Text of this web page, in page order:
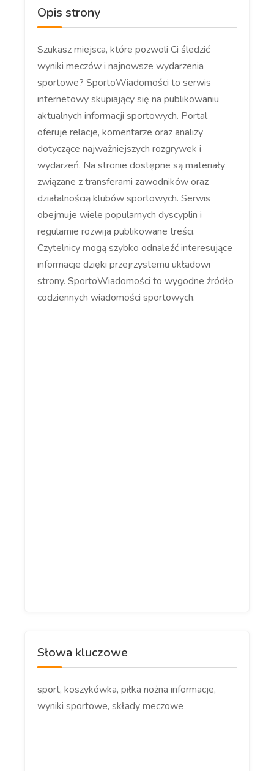
Opis strony
Szukasz miejsca, które pozwoli Ci śledzić
wyniki meczów i najnowsze wydarzenia
sportowe? SportoWiadomości to serwis
internetowy skupiający się na publikowaniu
aktualnych informacji sportowych. Portal
oferuje relacje, komentarze oraz analizy
dotyczące najważniejszych rozgrywek i
wydarzeń. Na stronie dostępne są materiały
związane z transferami zawodników oraz
działalnością klubów sportowych. Serwis
obejmuje wiele popularnych dyscyplin i
regularnie rozwija publikowane treści.
Czytelnicy mogą szybko odnaleźć interesujące
informacje dzięki przejrzystemu układowi
strony. SportoWiadomości to wygodne źródło
codziennych wiadomości sportowych.
Słowa kluczowe
sport, koszykówka, piłka nożna informacje,
wyniki sportowe, składy meczowe